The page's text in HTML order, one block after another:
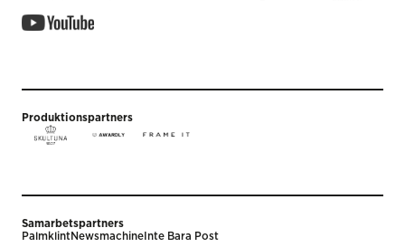
Produktionspartners
Samarbetspartners
PalmklintNewsmachine Inte Bara Post